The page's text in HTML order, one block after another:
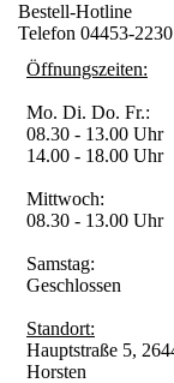
Bestell-Hotline
Telefon 04453-2230
Öffnungszeiten:
Mo. Di. Do. Fr.:
08.30 - 13.00 Uhr
14.00 - 18.00 Uhr
Mittwoch:
08.30 - 13.00 Uhr
Samstag:
Geschlossen
Standort:
Hauptstraße 5,
Horsten